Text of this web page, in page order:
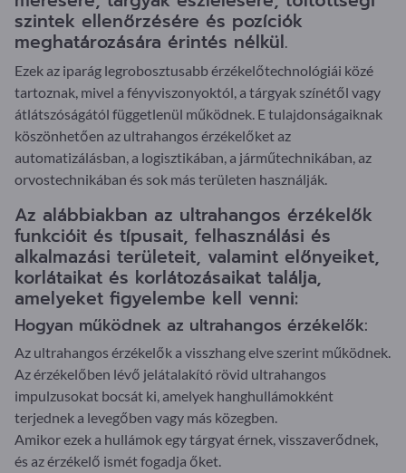
szintek ellenőrzésére és pozíciók
meghatározására érintés nélkül.
Ezek az iparág legrobosztusabb érzékelőtechnológiái közé
tartoznak, mivel a fényviszonyoktól, a tárgyak színétől vagy
átlátszóságától függetlenül működnek. E tulajdonságaiknak
köszönhetően az ultrahangos érzékelőket az
automatizálásban, a logisztikában, a járműtechnikában, az
orvostechnikában és sok más területen használják.
Az alábbiakban az ultrahangos érzékelők
funkcióit és típusait, felhasználási és
alkalmazási területeit, valamint előnyeiket,
korlátaikat és korlátozásaikat találja,
amelyeket figyelembe kell venni:
Hogyan működnek az ultrahangos érzékelők:
Az ultrahangos érzékelők a visszhang elve szerint működnek.
Az érzékelőben lévő jelátalakító rövid ultrahangos
impulzusokat bocsát ki, amelyek hanghullámokként
terjednek a levegőben vagy más közegben.
Amikor ezek a hullámok egy tárgyat érnek, visszaverődnek,
és az érzékelő ismét fogadja őket.